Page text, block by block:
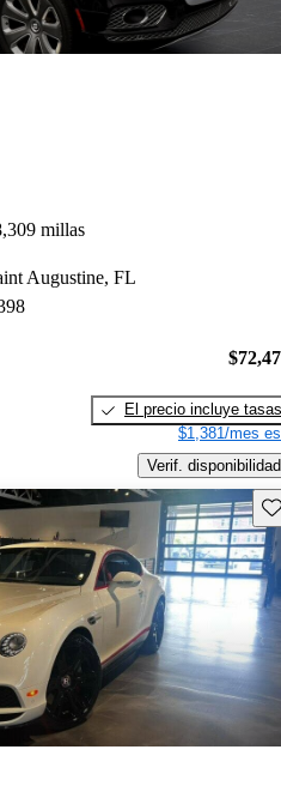
millas
Augustine, FL
El precio incluye tasas
$1,381/mes
Verif. disponibilidad